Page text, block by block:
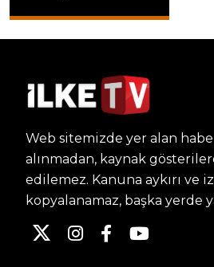
Web sitemizde yer alan
alınmadan, kaynak
edilemez. Kanuna aykırı ve
kopyalanamaz, başka yerde